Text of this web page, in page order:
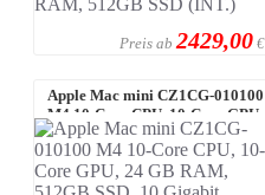
Preis ab 2429,00 €
Apple Mac mini CZ1CG-010100
M4 10-Core CPU, 10-Core GPU,
24 GB R ...